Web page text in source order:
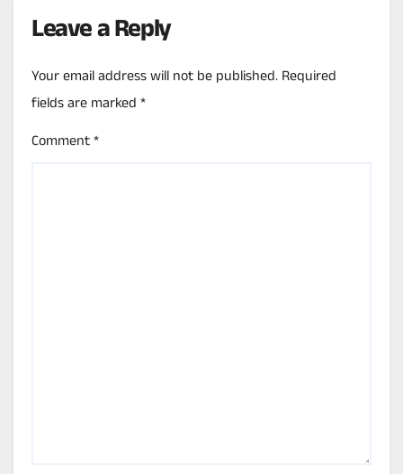
Leave a Reply
Your email address will not be published.Required
fields are marked*
Comment*